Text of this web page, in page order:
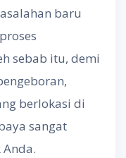
baru
sebab itu, demi
berlokasi di
sangat